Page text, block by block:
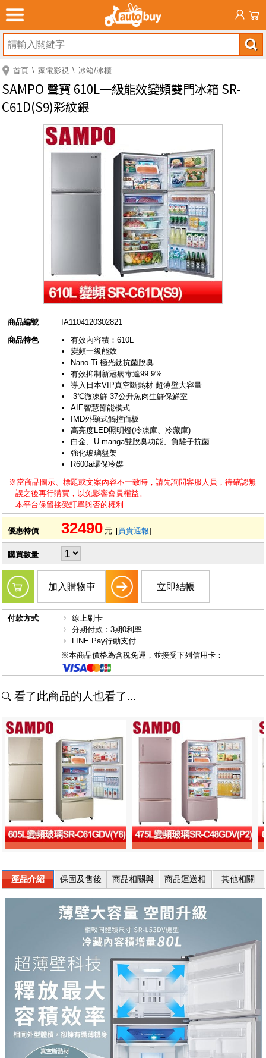
首頁 家電影視 冰箱/冰櫃
SAMPO 聲寶 610L一級能效變頻雙門冰箱 SR-
C61D(S9)彩紋銀
商品編號
IA1104120302821
商品特色
有效內容積：610L
變頻一級能效
Nano-Ti 極光鈦抗菌脫臭
有效抑制新冠病毒達99.9%
導入日本VIP真空斷熱材 超薄壁大容量
-3℃微凍鮮 37公升魚肉生鮮保鮮室
AIE智慧節能模式
IMD外顯式觸控面板
高亮度LED照明燈(冷凍庫、冷藏庫)
白金、U-manga雙脫臭功能、負離子抗菌
強化玻璃盤架
R600a環保冷媒
※當商品圖示、標題或文案內容不一致時，請先詢問客服人員，待確認無
誤之後再行購買，以免影響會員權益。
本平台保留接受訂單與否的權利
優惠特價 32490 元 [買貴通報]
購買數量
加入購物車 立即結帳
付款方式
線上刷卡
分期付款：3期0利率
LINE Pay行動支付
※本商品價格為含稅免運，並接受下列信用卡：
看了此商品的人也看了...
產品介紹
保固及售後
服務
商品相關與
退換貨
商品運送相
關
其他相關